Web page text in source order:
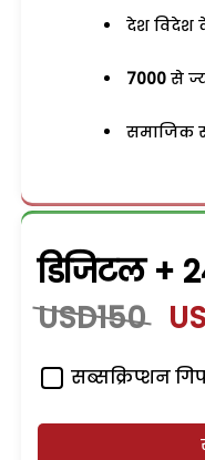
देश विदेश
7000 से
समाजिक
डिजिटल +
USD150
सब्सक्रिप्शन